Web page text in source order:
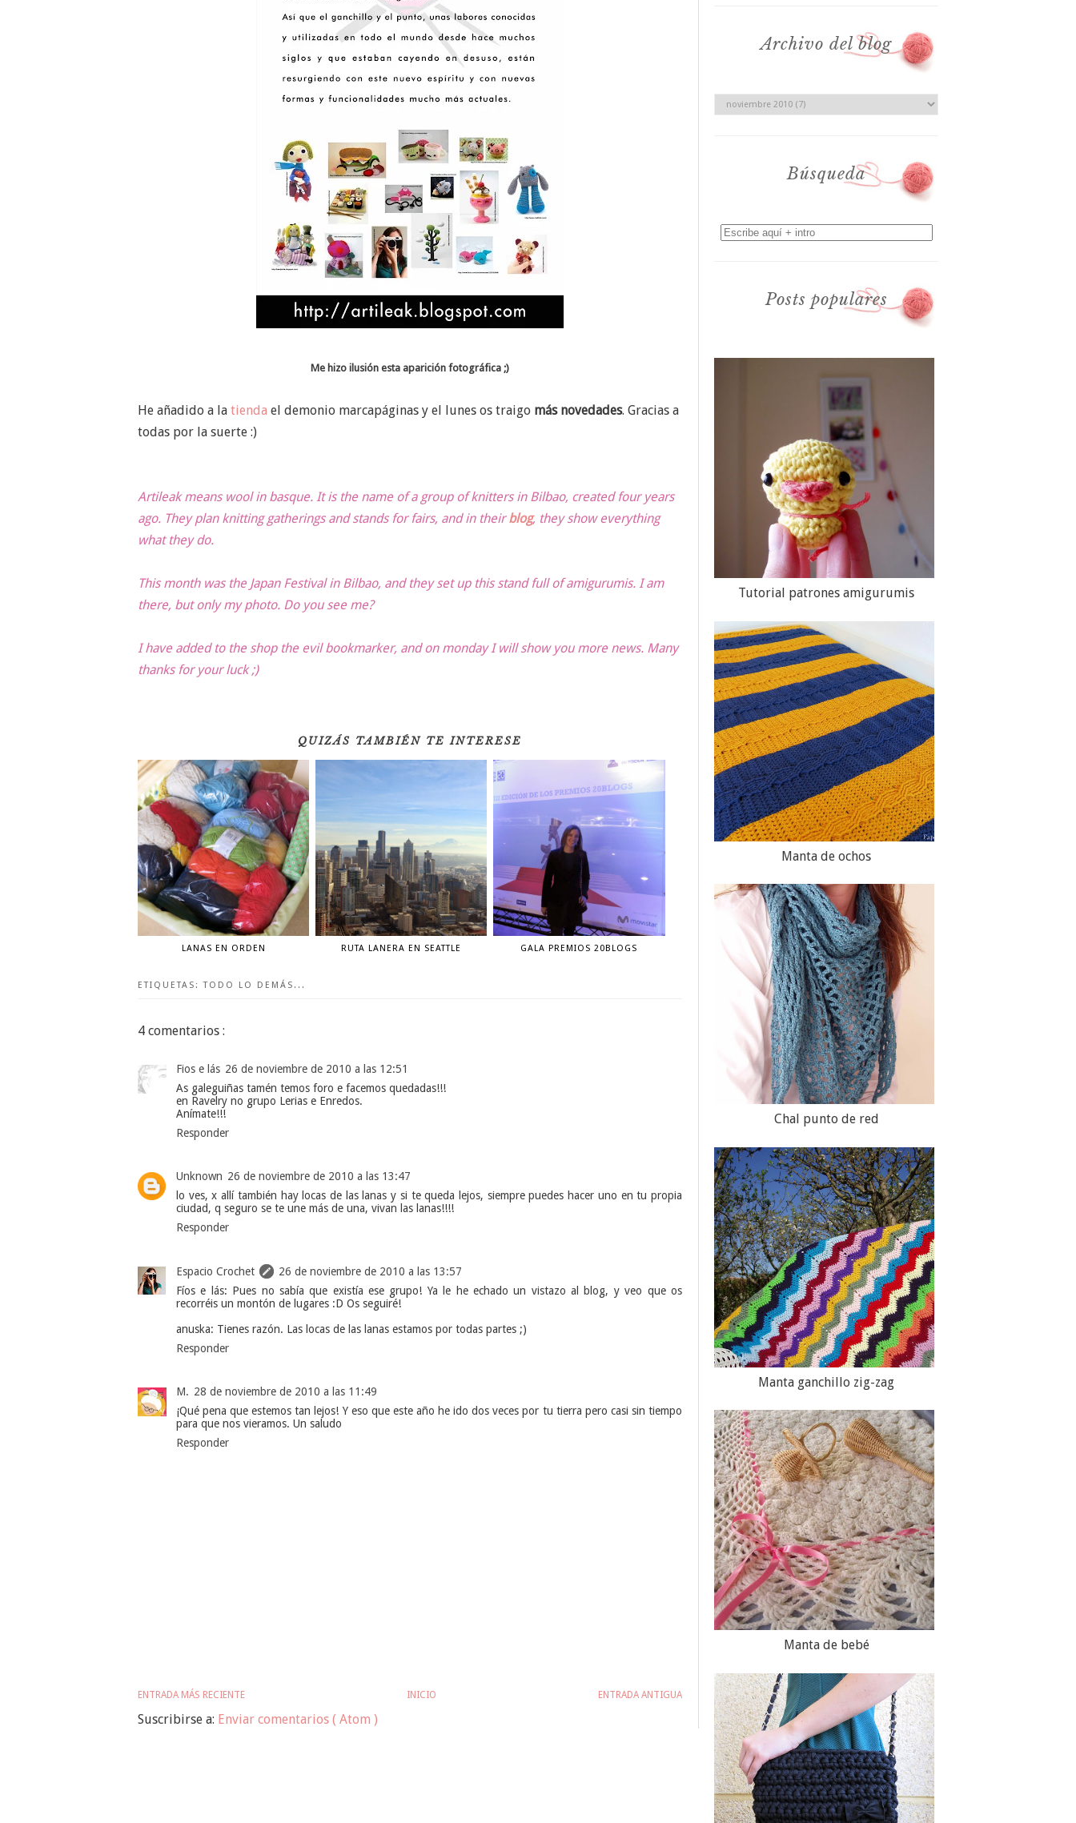
Me hizo ilusión esta aparición fotográfica ;)
He añadido a la tienda el demonio marcapáginas y el lunes os traigo más novedades. Gracias a
todas por la suerte :)
Artileak means wool in basque. It is the name of a group of knitters in Bilbao, created four years
ago. They plan knitting gatherings and stands for fairs, and in theirblog, they show everything
what they do.
This month was the Japan Festival in Bilbao, and they set up this stand full of amigurumis. I am
there, but only my photo. Do you see me?
I have added to the shop the evil bookmarker, and on monday I will show you more news. Many
thanks for your luck ;)
QUIZÁS TAMBIÉN TE INTERESE
LANAS EN ORDEN RUTA LANERA EN SEATTLE GALA PREMIOS 20BLOGS
ETIQUETAS:TODO LO DEMÁS...
4 comentarios :
Fios e lás 26 de noviembre de 2010 a las 12:51
As galeguiñas tamén temos foro e facemos quedadas!!!
en Ravelry no grupo Lerias e Enredos.
Anímate!!!
Responder
Unknown 26 de noviembre de 2010 a las 13:47
lo ves, x allí también hay locas de las lanas y si te queda lejos, siempre puedes hacer uno en tu propia
ciudad, q seguro se te une más de una, vivan las lanas!!!!
Responder
Espacio Crochet
26 de noviembre de 2010 a las 13:57
Fíos e lás: Pues no sabía que existía ese grupo! Ya le he echado un vistazo al blog, y veo que os
recorréis un montón de lugares :D Os seguiré!
anuska: Tienes razón. Las locas de las lanas estamos por todas partes ;)
Responder
M. 28 de noviembre de 2010 a las 11:49
¡Qué pena que estemos tan lejos! Y eso que este año he ido dos veces por tu tierra pero casi sin tiempo
para que nos vieramos. Un saludo
Responder
ENTRADA MÁS RECIENTE ENTRADA ANTIGUA
INICIO
Suscribirse a: Enviar comentarios ( Atom )
Archivo del blog
Búsqueda
Posts populares
Tutorial patrones amigurumis
Manta de ochos
Chal punto de red
Manta ganchillo zig-zag
Manta de bebé